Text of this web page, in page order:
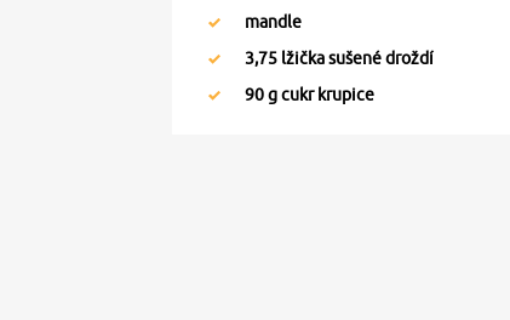
mandle
3,75 lžička sušené droždí
90g cukr krupice